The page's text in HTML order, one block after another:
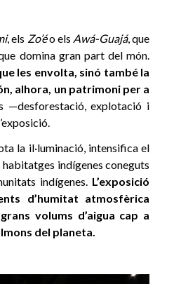
, els Zo’éo els Awá-Guajá, que
domina gran part del món.
les envolta, sinó també la
alhora, un patrimoni per a
—desforestació, explotació i
la il·luminació, intensifica el
habitatges indígenes coneguts
indígenes. L’exposició
d’humitat atmosfèrica
volums d’aigua cap a
del planeta.